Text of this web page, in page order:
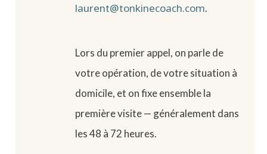
laurent@tonkinecoach.com.
Lors du premier appel, on parle de
votre opération, de votre situation à
domicile, et on fixe ensemble la
première visite — généralement dans
les 48 à 72 heures.